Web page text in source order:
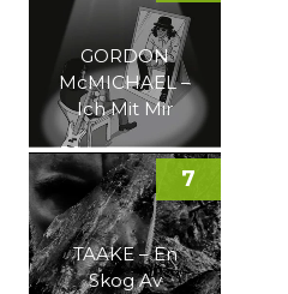
GORDON
McMICHAEL –
Ich Mit Mir
TAAKE – En
Skog Av
7